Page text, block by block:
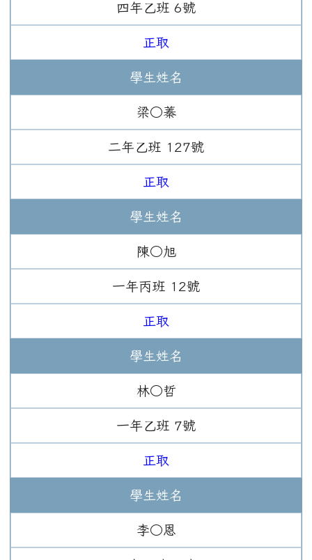
四年 乙班 6號
正取
學生姓名
梁○蓁
二年 乙班 127號
正取
學生姓名
陳○旭
一年丙班 12號
正取
學生姓名
林○哲
一年 乙班 7號
正取
學生姓名
李○恩